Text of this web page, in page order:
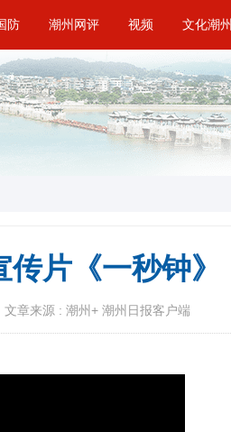
防 潮州网评 视频 文化潮州
片《一秒钟》
文章来源 : 潮州+ 潮州日报客户端